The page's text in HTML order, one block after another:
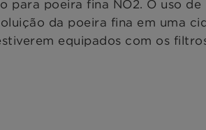
para poeira fina NO2. O uso
da poeira fina em uma
equipados com os